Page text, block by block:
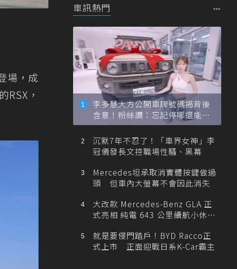
場，成
RSX，
車訊熱門
李多慧大方公開車牌號碼揭背後
含意！粉絲讚：忘記停哪還能幫
忙找車
沉默7年不忍了！「車界女神」李
冠儀發長文控職場性騷、黑幕
Mercedes坦承取消實體按鍵做過
頭 但車內大螢幕不會因此消失
大改款 Mercedes-Benz GLA 正
式亮相 純電 643 公里續航小休
就是要侵門踏戶！BYD Racco正
式上市 正面迎戰日系K-Car霸主